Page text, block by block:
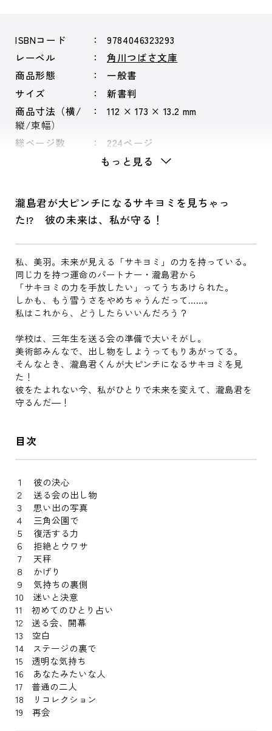
ISBNコード
9784046323293
レーベル
角川つばさ文庫
商品形態
一般書
サイズ
新書判
商品寸法（横/
縦/束幅）
112 × 173 × 13.2 mm
総ページ数 224ページ
もっと見る
瀧島君が大ピンチになるサキヨミを見ちゃっ
た!? 彼の未来は、私が守る！
私、美羽。未来が見える「サキヨミ」の力を持っている。
同じ力を持つ運命のパートナー・瀧島君から
「サキヨミの力を手放したい」ってうちあけられた。
しかも、もう雪うさをやめちゃうんだって……。
私はこれから、どうしたらいいんだろう？
学校は、三年生を送る会の準備で大いそがし。
美術部みんなで、出し物をしようってもりあがってる。
そんなとき、瀧島君くんが大ピンチになるサキヨミを見
た！
彼をたよれない今、私がひとりで未来を変えて、瀧島君を
守るんだ―！
目次
１ 彼の決心
２ 送る会の出し物
３ 思い出の写真
４ 三角公園で
５ 復活する力
６ 拒絶とウワサ
７ 天秤
８ かげり
９ 気持ちの裏側
10 迷いと決意
11 初めてのひとり占い
12 送る会、開幕
13 空白
14 ステージの裏で
15 透明な気持ち
16 あなたみたいな人
17 普通の二人
18 リコレクション
19 再会